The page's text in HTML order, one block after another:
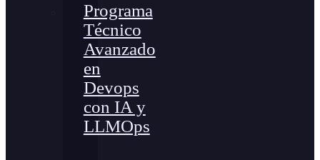
Programa
Técnico
Avanzado
en
Devops
con IA y
LLMOps